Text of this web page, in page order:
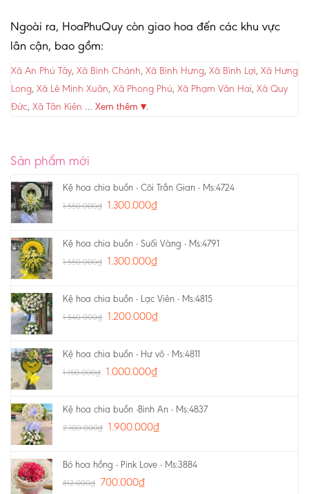
Ngoài ra, HoaPhuQuy còn giao hoa đến các khu vực
lân cận, bao gồm:
Xã An Phú Tây, Xã Bình Chánh, Xã Bình Hưng, Xã Bình Lợi, Xã Hưng
Long, Xã Lê Minh Xuân, Xã Phong Phú, Xã Phạm Văn Hai, Xã Quy
Đức, Xã Tân Kiên … Xem thêm ▾.
Sản phẩm mới
Kệ hoa chia buồn - Cõi Trần Gian - Ms:4724
1.550.000₫ 1.300.000₫
Kệ hoa chia buồn - Suối Vàng - Ms:4791
1.550.000₫ 1.300.000₫
Kệ hoa chia buồn - Lạc Viên - Ms:4815
1.540.000₫ 1.200.000₫
Kệ hoa chia buồn - Hư vô - Ms:4811
1.150.000₫ 1.000.000₫
Kệ hoa chia buồn -Bình An - Ms:4837
2.100.000₫ 1.900.000₫
Bó hoa hồng - Pink Love - Ms:3884
812.000₫ 700.000₫